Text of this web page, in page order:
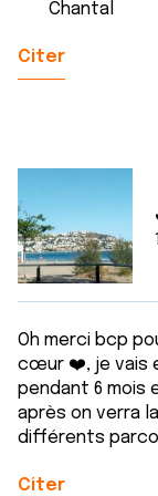
avec d'autres
ou qu'ils ont
Chantal
Citer
Oh merci bcp
cœur ❤️, je vais
pendant 6 mois
après on verra
différents
Citer